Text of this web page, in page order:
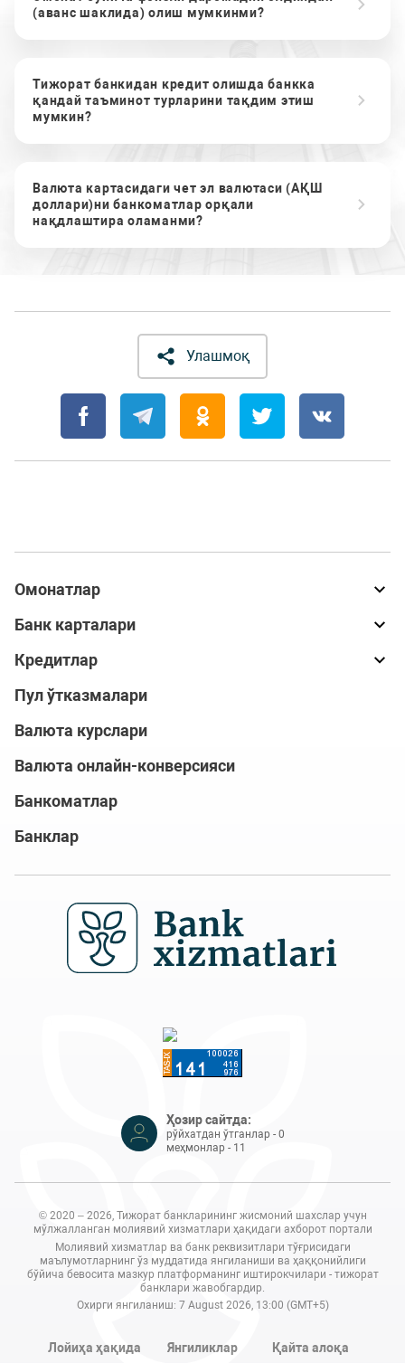
(аванс шаклида) олиш мумкинми?
Тижорат банкидан кредит олишда банкка
қандай таъминот турларини тақдим этиш
мумкин?
Валюта картасидаги чет эл валютаси (АҚШ
доллари)ни банкоматлар орқали
нақдлаштира оламанми?
Улашмоқ
Омонатлар
Банк карталари
Кредитлар
Пул ўтказмалари
Валюта курслари
Валюта онлайн-конверсияси
Банкоматлар
Банклар
Ҳозир сайтда:
рўйхатдан ўтганлар - 0
меҳмонлар - 11
© 2020 – 2026, Тижорат банкларининг жисмоний шахслар учун
мўлжалланган молиявий хизматлари ҳақидаги ахборот портали
Молиявий хизматлар ва банк реквизитлари тўғрисидаги
маълумотларнинг ўз муддатида янгиланиши ва ҳаққонийлиги
бўйича бевосита мазкур платформанинг иштирокчилари - тижорат
банклари жавобгардир.
Охирги янгиланиш: 7 August 2026, 13:00 (GMT+5)
Лойиҳа ҳақида Янгиликлар Қайта алоқа